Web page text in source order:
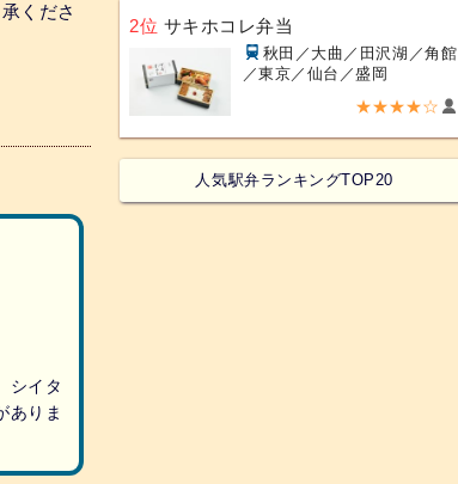
くださ
シイタ
ありま
2位 サキホコレ弁当
秋田／大曲／田沢湖／角館
／東京／仙台／盛岡
★★★★☆
人気駅弁ランキングTOP20